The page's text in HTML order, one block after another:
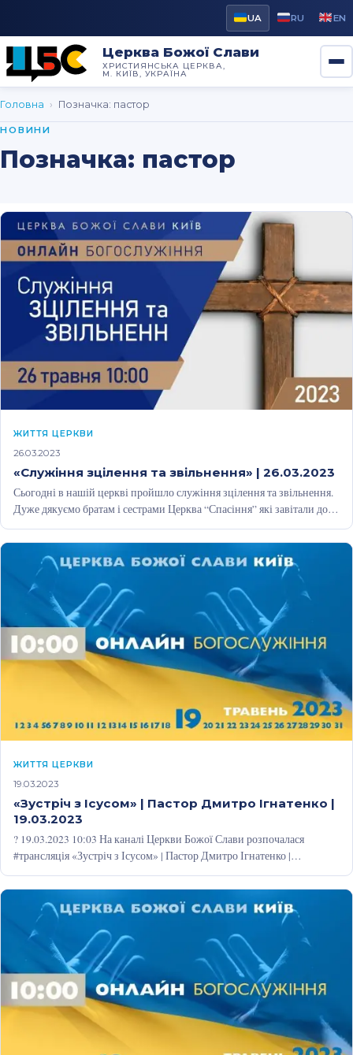
UA RU EN
Церква Божої Слави
ХРИСТИЯНСЬКА ЦЕРКВА,
М. КИЇВ, УКРАЇНА
Головна › Позначка: пастор
НОВИНИ
Позначка: пастор
ЖИТТЯ ЦЕРКВИ
26.03.2023
«Служіння зцілення та звільнення» | 26.03.2023
Сьогодні в нашій церкві пройшло служіння зцілення та звільнення.
Дуже дякуємо братам і сестрами Церква “Спасіння” які завітали до
нас…
ЖИТТЯ ЦЕРКВИ
19.03.2023
«Зустріч з Ісусом» | Пастор Дмитро Ігнатенко |
19.03.2023
? 19.03.2023 10:03 На каналі Церкви Божої Слави розпочалася
#трансляція «Зустріч з Ісусом» | Пастор Дмитро Ігнатенко |